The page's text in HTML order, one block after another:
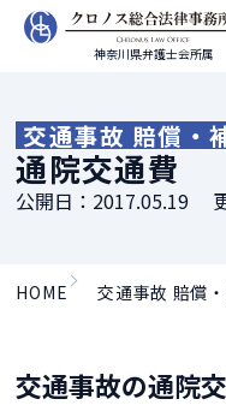
神奈川県弁護士会所属
交通事故 賠償・
通院交通費
公開日： 2017.05.19
HOME 交通事故 賠償
交通事故の通院